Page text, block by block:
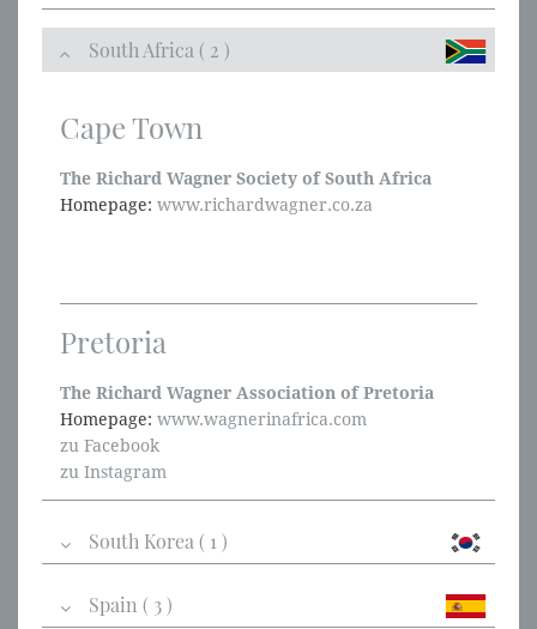
South Africa ( 2 )
Cape Town
The Richard Wagner Society of South Africa
Homepage: www.richardwagner.co.za
Pretoria
The Richard Wagner Association of Pretoria
Homepage: www.wagnerinafrica.com
zu Facebook
zu Instagram
South Korea ( 1 )
Spain ( 3 )